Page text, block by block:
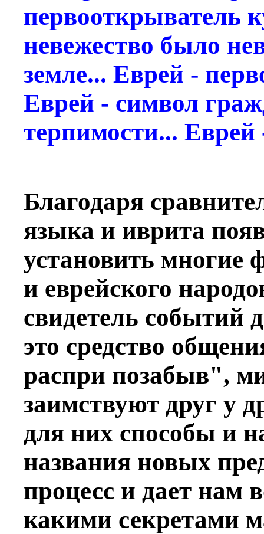
первооткрыватель
невежество было
земле... Еврей -
Еврей - символ
терпимости...
Благодаря
языка и иврита
установить многие
и еврейского
свидетель
это средство
распри позабыв",
заимствуют друг у
для них способы и
названия новых
процесс и дает нам
какими секретами